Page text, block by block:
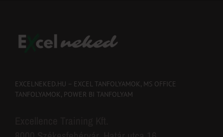
EXCELNEKED.HU – EXCEL TANFOLYAMOK, MS OFFICE
TANFOLYAMOK, POWER BI TANFOLYAM